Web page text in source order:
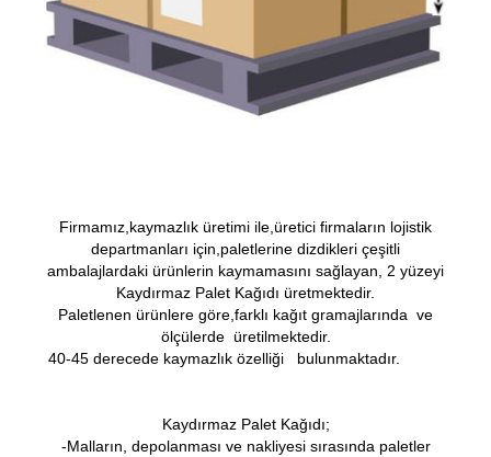
Firmamız,kaymazlık üretimi ile,üretici firmaların lojistik
departmanları için,paletlerine dizdikleri çeşitli
ambalajlardaki ürünlerin kaymamasını sağlayan, 2 yüzeyi
Kaydırmaz Palet Kağıdı üretmektedir.
Paletlenen ürünlere göre,farklı kağıt gramajlarında ve
ölçülerde üretilmektedir.
40-45 derecede kaymazlık özelliği bulunmaktadır.
Kaydırmaz Palet Kağıdı;
-Malların, depolanması ve nakliyesi sırasında paletler